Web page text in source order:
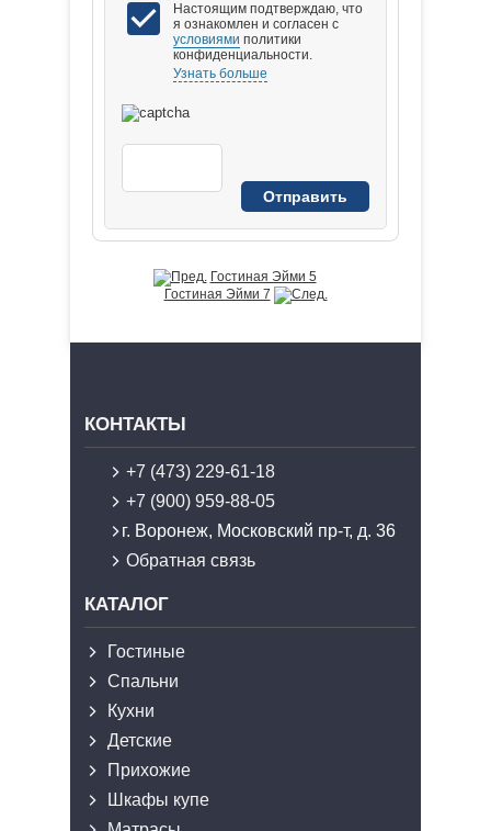
Настоящим подтверждаю, что
я ознакомлен и согласен с
условиями политики
конфиденциальности.
Узнать больше
Гостиная Эйми 5
Гостиная Эйми 7
КОНТАКТЫ
+7 (473) 229-61-18
+7 (900) 959-88-05
г. Воронеж, Московский пр-т, д. 36
Обратная связь
КАТАЛОГ
Гостиные
Спальни
Кухни
Детские
Прихожие
Шкафы купе